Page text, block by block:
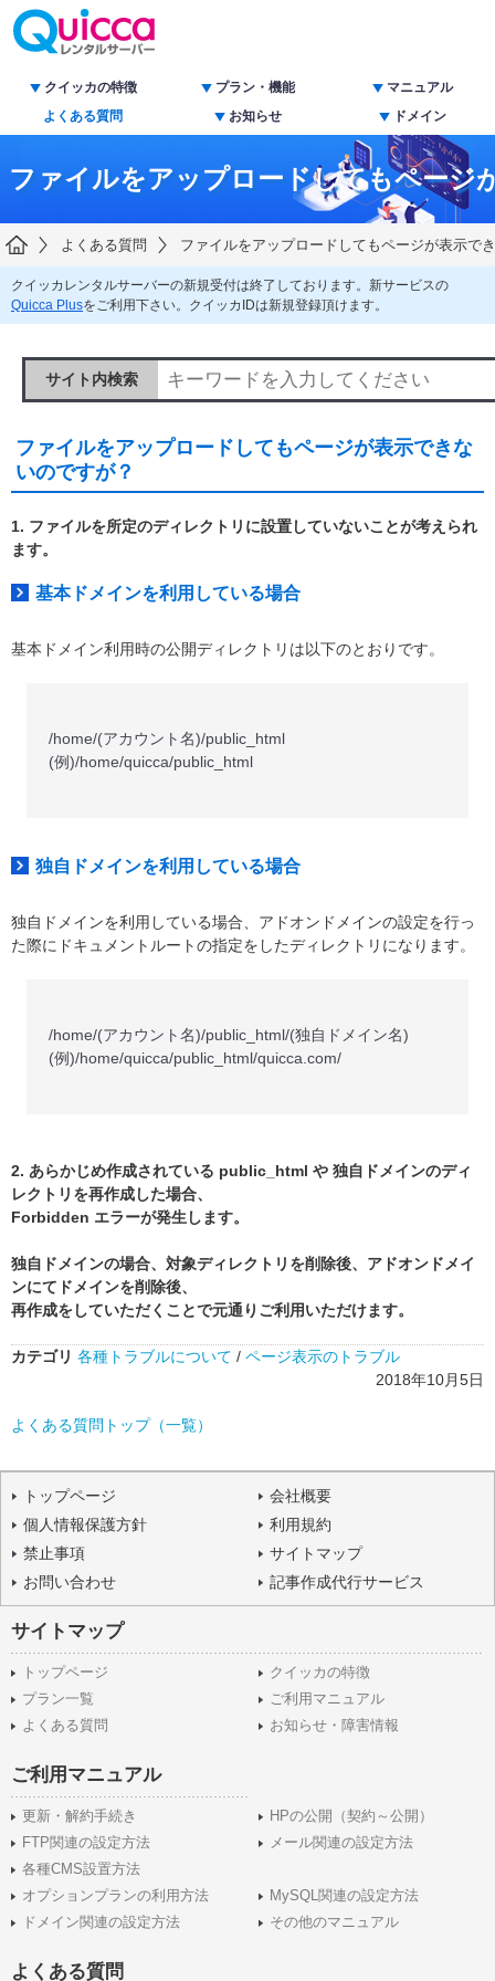
クイッカの特徴 プラン・機能
マニュアル
よくある質問
お知らせ ドメイン
ファイルをアップロードしてもページ
よくある質問 ファイルをアップロードしてもページが表示で
クイッカレンタルサーバーの新規受付は終了しております。新サービスの
Quicca Plusをご利用下さい。クイッカIDは新規登録頂けます。
サイト内検索
ファイルをアップロードしてもページが表示できな
いのですが？
1. ファイルを所定のディレクトリに設置していないことが考えられ
ます。
基本ドメインを利用している場合
基本ドメイン利用時の公開ディレクトリは以下のとおりです。
/home/(アカウント名)/public_html
(例)/home/quicca/public_html
独自ドメインを利用している場合
独自ドメインを利用している場合、アドオンドメインの設定を行っ
た際にドキュメントルートの指定をしたディレクトリになります。
/home/(アカウント名)/public_html/(独自ドメイン名)
(例)/home/quicca/public_html/quicca.com/
2. あらかじめ作成されている public_html や 独自ドメインのディ
レクトリを再作成した場合、
Forbidden エラーが発生します。
独自ドメインの場合、対象ディレクトリを削除後、アドオンドメイ
ンにてドメインを削除後、
再作成をしていただくことで元通りご利用いただけます。
カテゴリ 各種トラブルについて / ページ表示のトラブル
2018年10月5日
よくある質問トップ（一覧）
トップページ
会社概要
個人情報保護方針
利用規約
禁止事項
サイトマップ
お問い合わせ
記事作成代行サービス
サイトマップ
トップページ
クイッカの特徴
プラン一覧
ご利用マニュアル
よくある質問
お知らせ・障害情報
ご利用マニュアル
更新・解約手続き
HPの公開（契約～公開）
FTP関連の設定方法
メール関連の設定方法
各種CMS設置方法
オプションプランの利用方法
MySQL関連の設定方法
ドメイン関連の設定方法
その他のマニュアル
よくある質問